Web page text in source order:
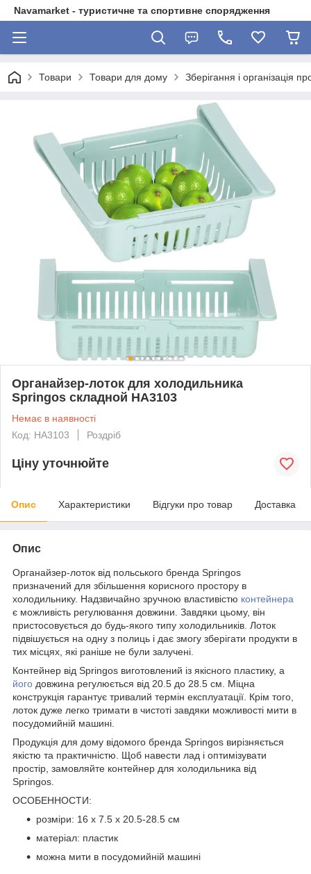
Navamarket - туристичне та спортивне спорядження
Товари Товари для дому Зберігання і організація
Органайзер-лоток для холодильника
Springos складной HA3103
Немає в наявності
Код: HA3103
Роздріб
Ціну уточнюйте
Опис Характеристики Відгуки про товар Доставка
Опис
Органайзер-лоток від польського бренда Springos
призначений для збільшення корисного простору в
холодильнику. Надзвичайно зручною властивістю контейнера
є можливість регулювання довжини. Завдяки цьому, він
пристосовується до будь-якого типу холодильників. Лоток
підвішується на одну з полиць і дає змогу зберігати продукти в
тих місцях, які раніше не були залучені.
Контейнер від Springos виготовлений із якісного пластику, а
його довжина регулюється від 20.5 до 28.5 см . Міцна
конструкція гарантує тривалий термін експлуатації. Крім того,
лоток дуже легко тримати в чистоті завдяки можливості мити в
посудомийній машині.
Продукція для дому відомого бренда Springos вирізняється
якістю та практичністю. Щоб навести лад і оптимізувати
простір, замовляйте контейнер для холодильника від
Springos
ОСОБЕННОСТИ:
розміри: 16 x 7.5 x 20.5-28.5 см
матеріал: пластик
можна мити в посудомийній машині